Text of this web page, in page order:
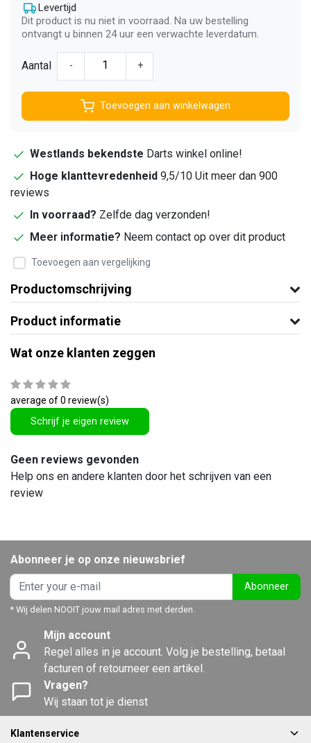
Levertijd
Dit product is nu niet in voorraad. Na uw bestelling
ontvangt u binnen 24 uur een verwachte leverdatum.
Aantal - +
Toevoegen aan winkelwagen
Westlands bekendste Darts winkel online!
Hoge klanttevredenheid 9,5/10 Uit meer dan 900
reviews
In voorraad? Zelfde dag verzonden!
Meer informatie? Neem contact op over dit product
Toevoegen aan vergelijking
Productomschrijving
Product informatie
Wat onze klanten zeggen
average of 0 review(s)
Schrijf je eigen review
Geen reviews gevonden
Help ons en andere klanten door het schrijven van een
review
Abonneer je op onze nieuwsbrief
Abonneer
* Wij delen NOOIT jouw mail adres met derden.
Mijn account
Regel alles in je account. Volg je bestelling, betaal
facturen of retourneer een artikel.
Vragen?
Wij staan tot je dienst
Klantenservice